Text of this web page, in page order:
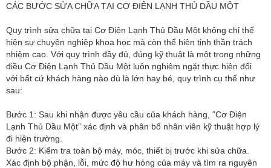
CÁC BƯỚC SỬA CHỮA TẠI CƠ ĐIỆN LẠNH THỦ DẦU MỘT
Quy trình sửa chữa tại Cơ Điện Lạnh Thủ Dầu Một không chỉ thể
hiện sự chuyên nghiệp khoa học mà còn thể hiện tinh thần trách
nhiệm cao. Với quy trình đầy đủ, đúng kỹ thuật là một trong những
điều Cơ Điện Lạnh Thủ Dầu Một luôn nghiêm ngặt thực hiện đối
với bất cứ khách hàng nào dù là lớn hay bé, quy trình cụ thể như
sau:
Bước 1: Sau khi nhận được yêu cầu của khách hàng, "Cơ Điện
Lạnh Thủ Dầu Một” xác định và phân bổ nhân viên kỹ thuật hợp lý
đi hiện trường.
Bước 2: Kiểm tra toàn bộ máy, móc, thiết bị trước khi sửa chữa.
Xác định bộ phận, lỗi, mức độ hư hỏng của máy và tìm ra nguyên